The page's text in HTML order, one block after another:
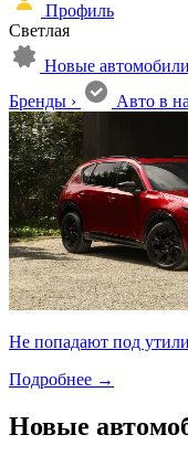
Профиль
Светлая
Новые автомобили
Бренды › Авто в
Не попадают под
Подробнее →
Новые